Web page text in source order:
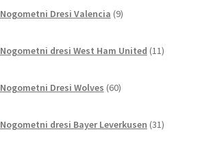
Nogometni Dresi Valencia 9izdelkov
Nogometni dresi West Ham United 11izdelkov
Nogometni Dresi Wolves 60izdelkov
Nogometni dresi Bayer Leverkusen 31izdelkov